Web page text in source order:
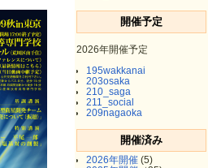
開催予定
2026年開催予定
195wakkanai
203osaka
210_saga
211_social
209nagaoka
開催済み
2026年開催 (5)